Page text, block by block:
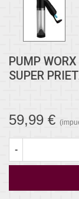
PUMP
SUPER
59,99 €
-